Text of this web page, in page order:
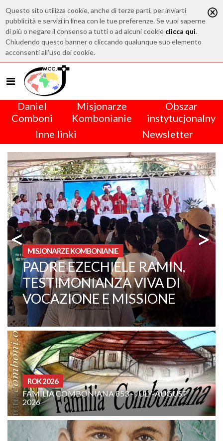
Questo sito utilizza cookie, anche di terze parti, per inviarti
pubblicità e servizi in linea con le tue preferenze. Se vuoi saperne
di più o negare il consenso a tutti o ad alcuni cookie clicca qui.
Chiudendo questo banner o cliccando qualunque suo elemento
acconsenti all'uso dei cookie.
Daniel
Comboni
Misjonarze
Kombonianie
Obszar
instytucjonalny
Inne linki
Newsletter
< MISJONARZE KOMBONIANIE
FATHER ANTONIO LA
BRACA CELEBRATES THE
60TH ANNIVERSARY OF HIS
PRIESTLY ORDINATION
>
AUGUST
CURIA - (NOTIZIE-NEWS)
INTENCJE RODZINY
SIERPIEŃ 2026